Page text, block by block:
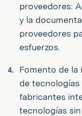
proveedores:
y la
proveedores
esfuerzos.
Fomento de la
de
fabricantes
tecnologías